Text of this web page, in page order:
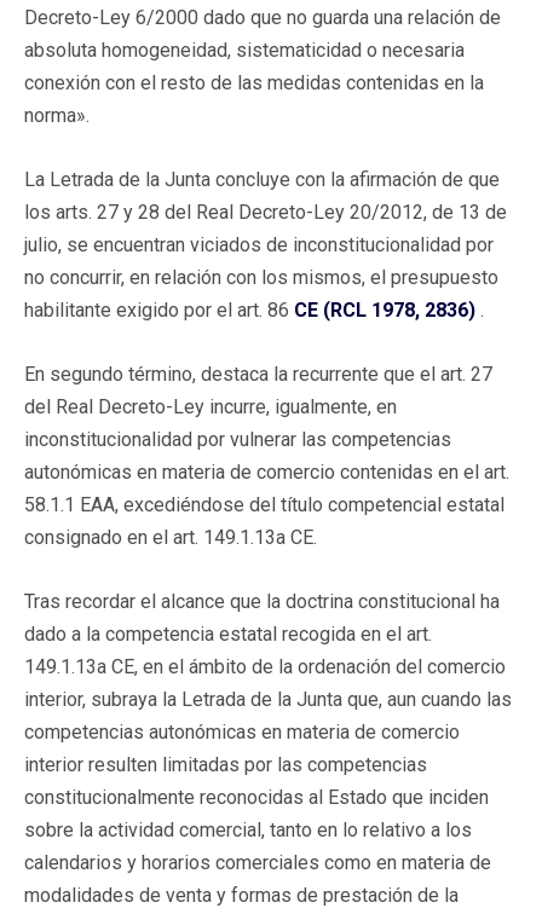
Decreto-Ley 6/2000 dado que no guarda una relación de
absoluta homogeneidad, sistematicidad o necesaria
conexión con el resto de las medidas contenidas en la
norma».
La Letrada de la Junta concluye con la afirmación de que
los arts. 27 y 28 del Real Decreto-Ley 20/2012, de 13 de
julio, se encuentran viciados de inconstitucionalidad por
no concurrir, en relación con los mismos, el presupuesto
habilitante exigido por el art. 86 CE (RCL 1978, 2836) .
En segundo término, destaca la recurrente que el art. 27
del Real Decreto-Ley incurre, igualmente, en
inconstitucionalidad por vulnerar las competencias
autonómicas en materia de comercio contenidas en el art.
58.1.1 EAA, excediéndose del título competencial estatal
consignado en el art. 149.1.13a CE.
Tras recordar el alcance que la doctrina constitucional ha
dado a la competencia estatal recogida en el art.
149.1.13a CE, en el ámbito de la ordenación del comercio
interior, subraya la Letrada de la Junta que, aun cuando las
competencias autonómicas en materia de comercio
interior resulten limitadas por las competencias
constitucionalmente reconocidas al Estado que inciden
sobre la actividad comercial, tanto en lo relativo a los
calendarios y horarios comerciales como en materia de
modalidades de venta y formas de prestación de la